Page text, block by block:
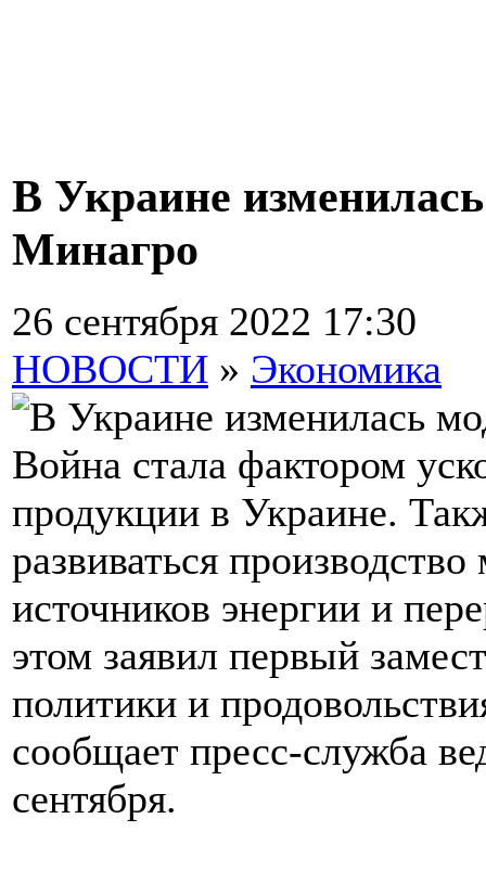
В Украине
Минагро
26 сентября 2022 17:30
НОВОСТИ » Экономика
Война стала фактором
продукции в Украине.
развиваться
источников энергии и
этом заявил первый
политики и
сообщает пресс-служба
сентября.